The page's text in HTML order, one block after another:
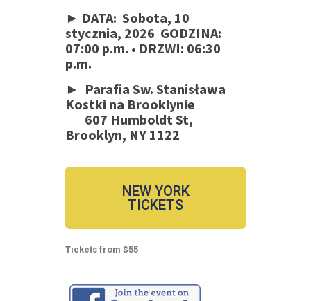
► DATA: Sobota, 10
stycznia, 2026 GODZINA:
07:00 p.m. • DRZWI: 06:30
p.m.
► Parafia Sw. Stanisława
Kostki na Brooklynie
607 Humboldt St,
Brooklyn, NY 1122
NEW YORK
TICKETS
Tickets from $55